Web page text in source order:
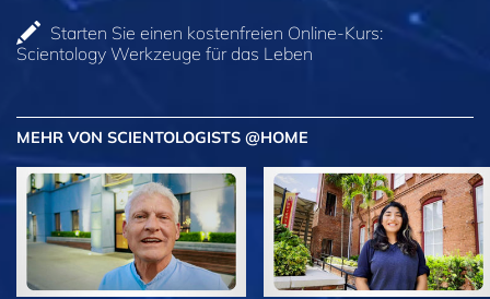
Starten Sie einen kostenfreien Online-Kurs:
Scientology Werkzeuge für das Leben
MEHR VON SCIENTOLOGISTS @HOME